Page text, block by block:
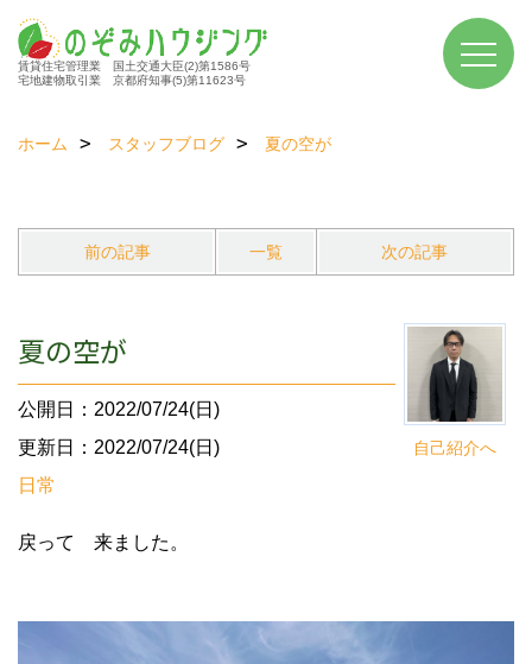
賃貸住宅管理業 国土交通大臣(2)第1586号
宅地建物取引業 京都府知事(5)第11623号
ホーム スタッフブログ 夏の空が
前の記事 一覧 次の記事
自己紹介へ
夏の空が
公開日：2022/07/24(日)
更新日：2022/07/24(日)
日常
戻って 来ました。